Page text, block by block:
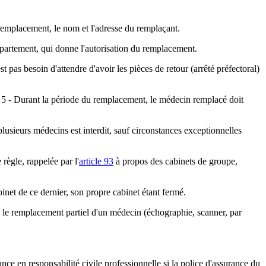
le nom et l'adresse du remplaçant.
qui donne l'autorisation du remplacement.
pas besoin d'attendre d'avoir les pièces de retour (arrêté préfectoral)
- Durant la période du remplacement, le médecin remplacé doit
médecins est interdit, sauf circonstances exceptionnelles
règle, rappelée par l'article 93 à propos des cabinets de groupe,
de ce dernier, son propre cabinet étant fermé.
remplacement partiel d'un médecin (échographie, scanner, par
en responsabilité civile professionnelle si la police d'assurance du